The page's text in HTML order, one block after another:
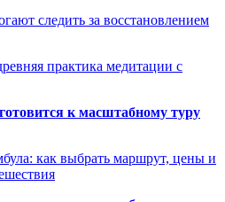
следить за восстановлением
практика медитации с
к масштабному туру
как выбрать маршрут, цены и